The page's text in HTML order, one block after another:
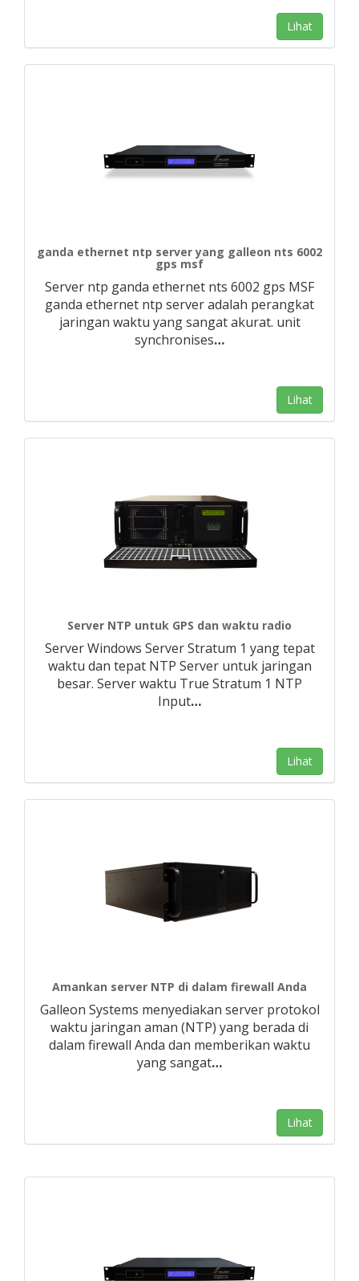
Lihat
ganda ethernet ntp server yang galleon nts 6002
gps msf
Server ntp ganda ethernet nts 6002 gps MSF
ganda ethernet ntp server adalah perangkat
jaringan waktu yang sangat akurat. unit
synchronises…
Lihat
Server NTP untuk GPS dan waktu radio
Server Windows Server Stratum 1 yang tepat
waktu dan tepat NTP Server untuk jaringan
besar. Server waktu True Stratum 1 NTP
Input…
Lihat
Amankan server NTP di dalam firewall Anda
Galleon Systems menyediakan server protokol
waktu jaringan aman (NTP) yang berada di
dalam firewall Anda dan memberikan waktu
yang sangat…
Lihat